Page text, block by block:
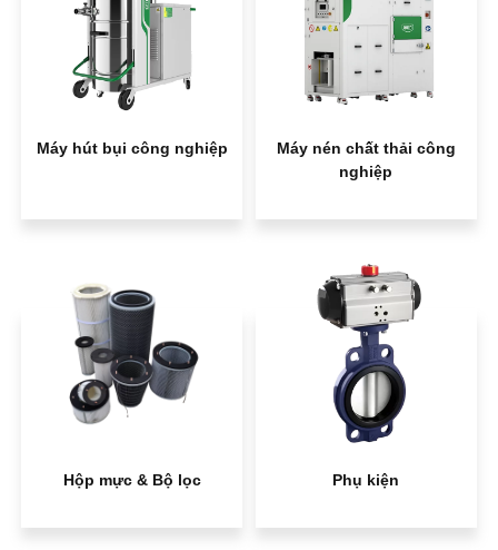
Máy hút bụi công nghiệp
Máy nén chất thải công
nghiệp
Hộp mực & Bộ lọc Phụ kiện